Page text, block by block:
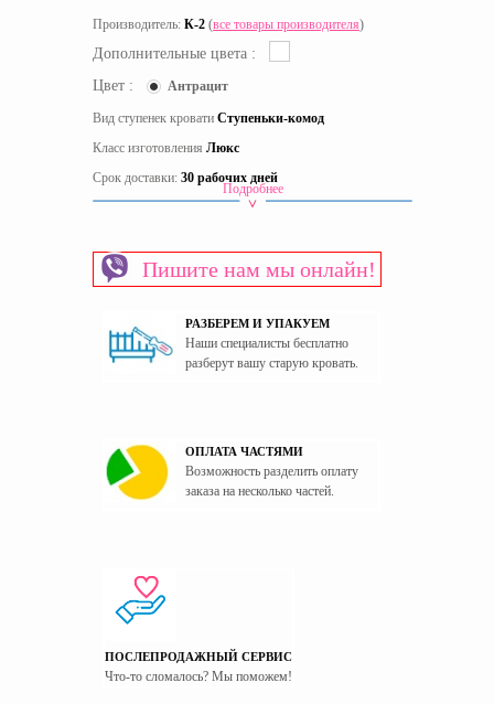
Производитель: К-2 (все товары производителя)
Дополнительные цвета :
Цвет :
Антрацит
Вид ступенек кровати Ступеньки-комод
Класс изготовления Люкс
Срок доставки: 30 рабочих дней
Двухъярусные кровати
Материал изготовления фасада
МДФ
Страна производитель Украина
Подробнее
Пишите нам мы онлайн!
РАЗБЕРЕМ И УПАКУЕМ
Наши специалисты бесплатно
разберут вашу старую кровать.
ОПЛАТА ЧАСТЯМИ
Возможность разделить оплату
заказа на несколько частей.
ПОСЛЕПРОДАЖНЫЙ СЕРВИС
Что-то сломалось? Мы поможем!